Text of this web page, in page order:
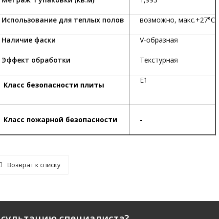
для теплых полов возможно, макс.+27°С
фаски V-образная
обработки Текстурная
Класс безопасности плиты
Е1
Класс пожарной безопасности -
Возврат к списку